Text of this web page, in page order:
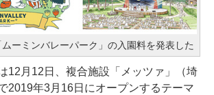
ーミンバレーパーク」の入園料を発表した
12月12日、複合施設「メッツァ」（埼
2019年3月16日にオープンするテーマ